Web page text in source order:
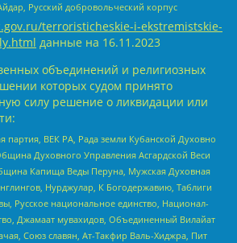
Русский добровольческий корпус
terroristicheskie-i-ekstremistskie-
данные на 16.11.2023
объединений и религиозных
которых судом принято
силу решение о ликвидации или
партия, ВЕК РА, Рада земли Кубанской Духовно
Духовного Управления Асгардской Веси
Капища Веды Перуна, Мужская Духовная
Нурджулар, К Богодержавию, Таблиги
Русское национальное единство, Национал-
Джамаат мувахидов, Объединенный Вилайат
Союз славян, Ат-Такфир Валь-Хиджра, Пит